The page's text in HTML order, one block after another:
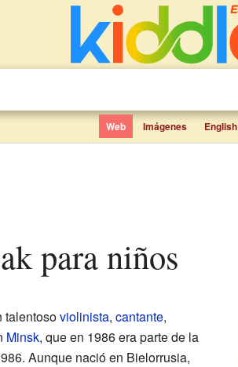
Web Imágenes English
para niños
talentosoviolinista, cantante,
Minsk, que en 1986 era parte de la
Aunque nació en Bielorrusia,